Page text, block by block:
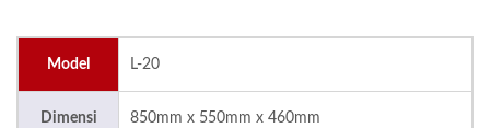
Model L-20
Dimensi 850mm x 550mm x 460mm